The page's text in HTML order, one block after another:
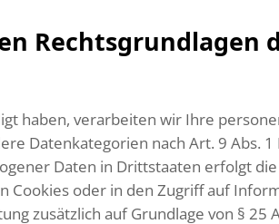
haben, verarbeiten wir Ihre
Datenkategorien nach Art. 9 Abs.
Daten in Drittstaaten erfolgt
Cookies oder in den Zugriff auf
zusätzlich auf Grundlage von § 25